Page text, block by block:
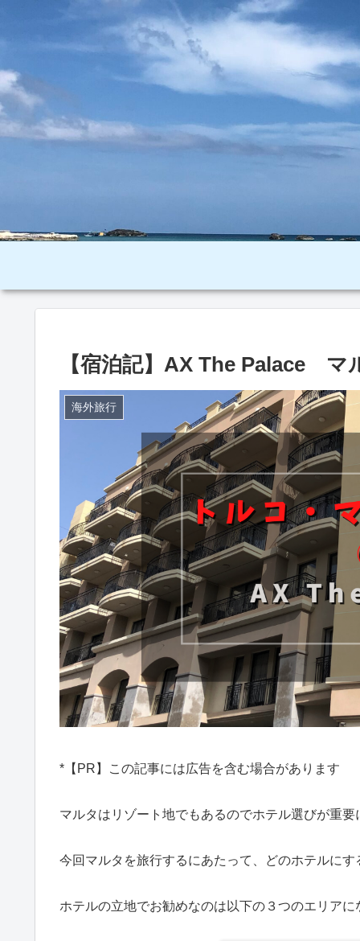
【宿泊記】AX The Palace
海外旅行
*【PR】この記事には広告を含む場合があります
マルタはリゾート地でもあるのでホテル選びが重要
今回マルタを旅行するにあたって、どのホテルにす
ホテルの立地でお勧めなのは以下の３つのエリアに